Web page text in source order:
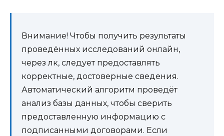
Внимание! Чтобы получить результаты
проведённых исследований онлайн,
через лк, следует предоставлять
корректные, достоверные сведения.
Автоматический алгоритм проведёт
анализ базы данных, чтобы сверить
предоставленную информацию с
подписанными договорами. Если